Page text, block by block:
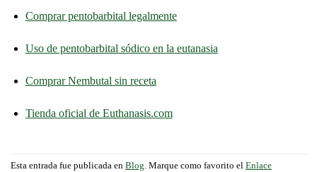
Comprar pentobarbital legalmente
Uso de pentobarbital sódico en la eutanasia
Comprar Nembutal sin receta
Tienda oficial de Euthanasis.com
Esta entrada fue publicada en Blog. Marque como favorito el Enlace